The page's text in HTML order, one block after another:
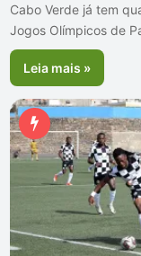
Cabo Verde já tem
Jogos Olímpicos de
Leia mais »